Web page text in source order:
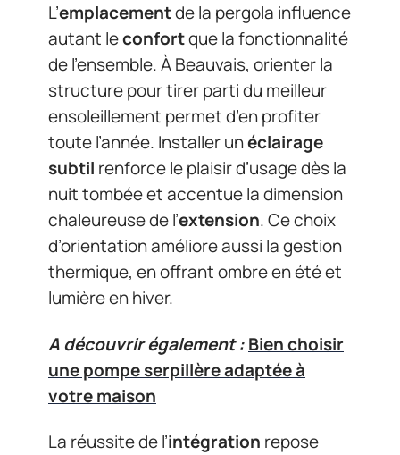
L’emplacementde la pergola influence
autant leconfortque la fonctionnalité
de l’ensemble. À Beauvais, orienter la
structure pour tirer parti du meilleur
ensoleillement permet d’en profiter
toute l’année. Installer unéclairage
subtil renforce le plaisir d’usage dès la
nuit tombée et accentue la dimension
chaleureuse de l’extension. Ce choix
d’orientation améliore aussi la gestion
thermique, en offrant ombre en été et
lumière en hiver.
A découvrir également :Bien choisir
une pompe serpillère adaptée à
votre maison
La réussite de l’intégration repose